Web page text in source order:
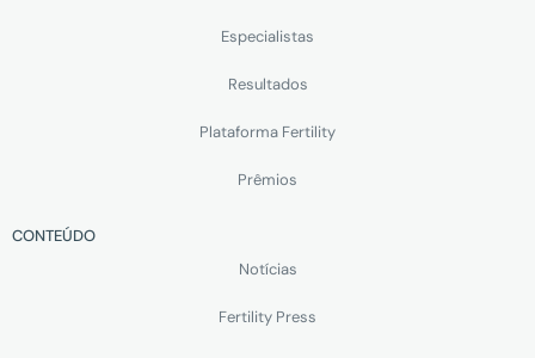
Especialistas
Resultados
Plataforma Fertility
Prêmios
CONTEÚDO
Notícias
Fertility Press